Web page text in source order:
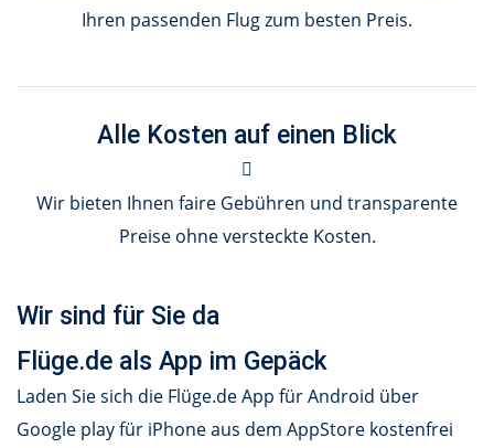
Ihren passenden Flug zum besten Preis.
Alle Kosten auf einen Blick
Wir bieten Ihnen faire Gebühren und transparente
Preise ohne versteckte Kosten.
Wir sind für Sie da
Flüge.de als App im Gepäck
Laden Sie sich die Flüge.de App für Android über
Google play für iPhone aus dem AppStore kostenfrei